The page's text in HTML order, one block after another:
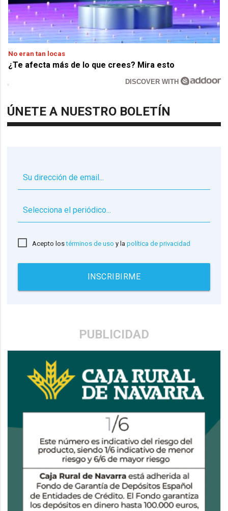
No eran tan locas
¿Te afecta más de lo que crees? Mira esto
DISCOVER WITH
ÚNETE A NUESTRO BOLETÍN
Acepto lostérminos de uso y lapolítica de privacidad
INSCRIBIRME
PUBLICIDAD